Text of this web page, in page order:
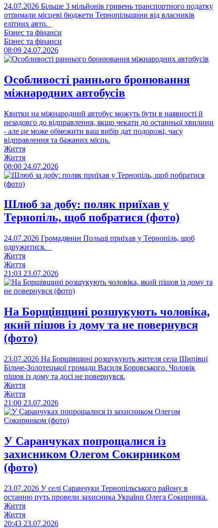
24.07.2026 Більше 3 мільйонів гривень транспортного податку
отримали місцеві бюджети Тернопільщини від власників
елітних авто.
Бізнес та фінанси
Бізнес та фінанси
08:09 24.07.2026
Особливості раннього бронювання
міжнародних автобусів
Квитки на міжнародний автобус можуть бути в наявності й
незадовго до відправлення, якщо чекати до останньої хвилини
- але це може обмежити ваш вибір дат подорожі, часу
відправлення та бажаних місць.
Життя
Життя
08:00 24.07.2026
Шлюб за добу: поляк приїхав у
Тернопіль, щоб побратися (фото)
24.07.2026 Громадянин Польщі приїхав у Тернопіль, щоб
одружитися.
Життя
Життя
21:03 23.07.2026
На Борщівщині розшукують чоловіка,
який пішов із дому та не повернувся
(фото)
23.07.2026 На Борщівщині розшукують жителя села Шипівці
Більче-Золотецької громади Василя Боровського. Чоловік
пішов із дому та досі не повернувся.
Життя
Життя
21:00 23.07.2026
У Саранчуках попрощалися із
захисником Олегом Сокирником
(фото)
23.07.2026 У селі Саранчуки Тернопільського району в
останню путь провели захисника України Олега Сокирника.
Життя
Життя
20:43 23.07.2026